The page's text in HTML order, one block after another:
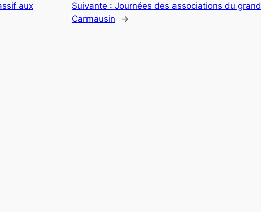
aux
Suivante : Journées des associations du grand
Carmausin
→